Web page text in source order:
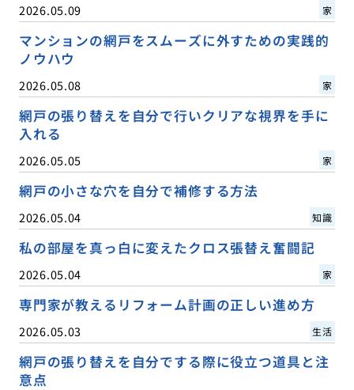
2026.05.09 家
マンションの網戸をスムーズに外すための実践的
ノウハウ
2026.05.08 家
網戸の張り替えを自分で行いクリアな視界を手に
入れる
2026.05.05 家
網戸の小さな穴を自分で補修する方法
2026.05.04 知識
私の部屋を真っ白に変えたクロス張替え奮闘記
2026.05.04 家
専門家が教えるリフォーム計画の正しい進め方
2026.05.03 生活
網戸の張り替えを自分でする際に役立つ道具と注
意点